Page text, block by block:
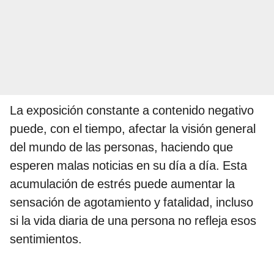
La exposición constante a contenido negativo
puede, con el tiempo, afectar la visión general
del mundo de las personas, haciendo que
esperen malas noticias en su día a día. Esta
acumulación de estrés puede aumentar la
sensación de agotamiento y fatalidad, incluso
si la vida diaria de una persona no refleja esos
sentimientos.